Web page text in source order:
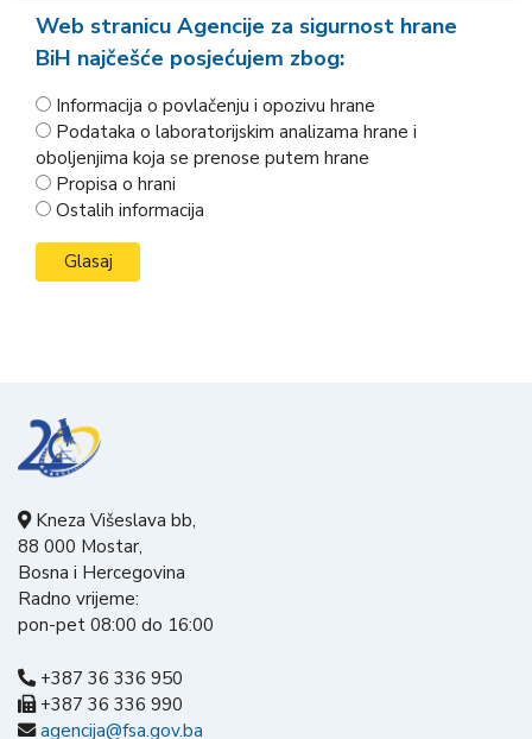
Web stranicu Agencije za sigurnost hrane
BiH najčešće posjećujem zbog:
Informacija o povlačenju i opozivu hrane
Podataka o laboratorijskim analizama hrane i
oboljenjima koja se prenose putem hrane
Propisa o hrani
Ostalih informacija
Kneza Višeslava bb,
88 000 Mostar,
Bosna i Hercegovina
Radno vrijeme:
pon-pet 08:00 do 16:00
+387 36 336 950
+387 36 336 990
agencija@fsa.gov.ba